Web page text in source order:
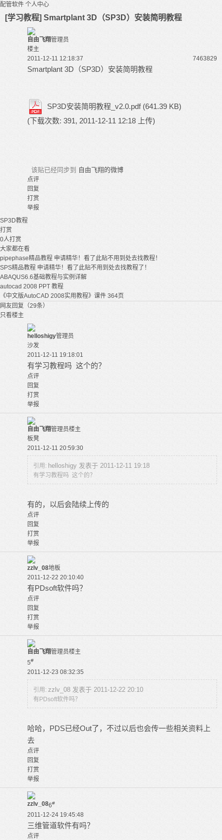
配管软件 个人中心
[学习教程] Smartplant 3D（SP3D）安装简明教程
自由飞翔管理员
楼主
2011-12-11 12:18:37
7463829
Smartplant 3D（SP3D）安装简明教程
SP3D安装简明教程_v2.0.pdf (641.39 KB)
(下载次数: 391, 2011-12-11 12:18 上传)
该贴已经同步到 自由飞翔的微博
点评
回复
打赏
举报
SP3D教程
打赏
0人打赏
大家都在看
pipephase精品教程 申请精华！看了此贴不用到处去找教程！
SPS精品教程 申请精华！看了此贴不用到处去找教程了！
ABAQUS6.6基础教程与实例详解
autocad 2008 PPT 教程
《中文版AutoCAD 2008实用教程》课件 364页
网友回复（29条）
只看楼主
helloshigy管理员
沙发
2011-12-11 19:18:01
有学习教程吗 这个的？
点评
回复
打赏
举报
自由飞翔管理员楼主
板凳
2011-12-11 20:59:30
引用: helloshigy 发表于 2011-12-11 19:18
有学习教程吗 这个的？
有的，以后会陆续上传的
点评
回复
打赏
举报
zzlv_08地板
2011-12-22 20:10:40
有PDsoft软件吗？
点评
回复
打赏
举报
自由飞翔管理员楼主
5#
2011-12-23 08:32:35
引用: zzlv_08 发表于 2011-12-22 20:10
有PDsoft软件吗？
哈哈，PDS已经Out了，不过以后也会传一些相关资料上
去
点评
回复
打赏
举报
zzlv_086#
2011-12-24 19:45:48
三维管道软件有吗？
点评